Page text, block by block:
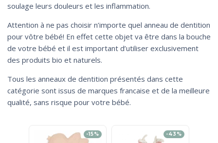
soulage leurs douleurs et les inflammation.
Attention à ne pas choisir n’importe quel anneau de dentition
pour vôtre bébé! En effet cette objet va être dans la bouche
de votre bébé et il est important d’utiliser exclusivement
des produits bio et naturels.
Tous les anneaux de dentition présentés dans cette
catégorie sont issus de marques francaise et de la meilleure
qualité, sans risque pour votre bébé.
-15% -43%